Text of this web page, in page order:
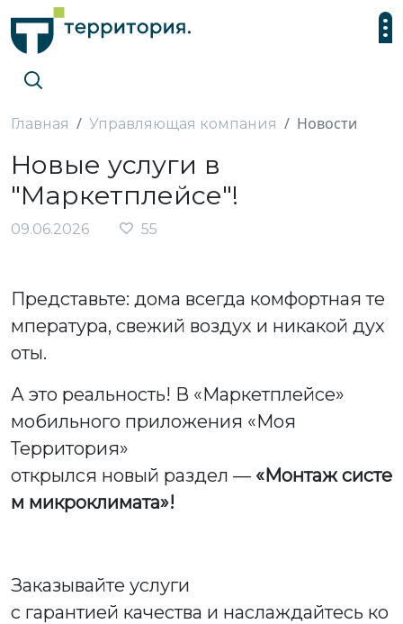
Главная Управляющая компания Новости
Новые услуги в
"Маркетплейсе"!
09.06.2026 55
Представьте: дома всегда комфортная те
мпература, свежий воздух и никакой дух
оты.
А это реальность! В «Маркетплейсе»
мобильного приложения «Моя
Территория»
открылся новый раздел — «Монтаж систе
м микроклимата»!
Заказывайте услуги
с гарантией качества и наслаждайтесь ко